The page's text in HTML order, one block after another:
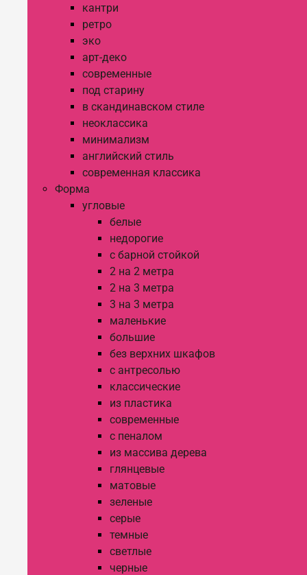
кантри
ретро
эко
арт-деко
современные
под старину
в скандинавском стиле
неоклассика
минимализм
английский стиль
современная классика
Форма
угловые
белые
недорогие
с барной стойкой
2 на 2 метра
2 на 3 метра
3 на 3 метра
маленькие
большие
без верхних шкафов
с антресолью
классические
из пластика
современные
с пеналом
из массива дерева
глянцевые
матовые
зеленые
серые
темные
светлые
черные